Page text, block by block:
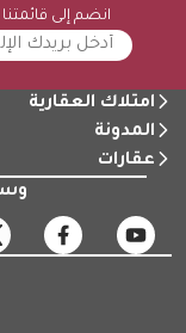
انضم إلى
امتلاك العقارية
المدونة
عقارات